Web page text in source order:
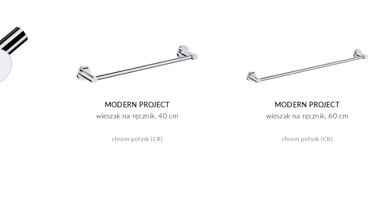
MODERN PROJECT
wieszak na ręcznik, 40 cm
chrom połysk (CR)
MODERN PROJECT
wieszak na ręcznik, 60 cm
chrom połysk (CR)